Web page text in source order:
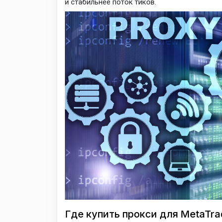
и стабильнее поток тиков.
Где купить прокси для